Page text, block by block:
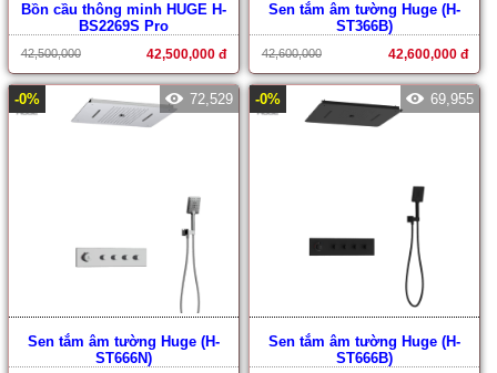
Bồn cầu thông minh HUGE H-
BS2269S Pro
42,500,000 42,500,000 đ
Sen tắm âm tường Huge (H-
ST366B)
42,600,000 42,600,000 đ
-0% 72,529
Sen tắm âm tường Huge (H-
ST666N)
-0% 69,955
Sen tắm âm tường Huge (H-
ST666B)